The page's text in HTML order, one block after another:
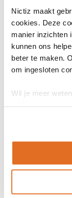
Nictiz maakt
cookies. Deze
manier inzichten
kunnen ons
beter te maken.
om ingesloten
Wil je meer
Rapportage
de meldkamer
Gerelateerd
Gerelateerd
-